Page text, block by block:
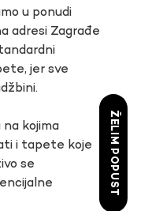
u ponudi
adresi Zagrađe
jer sve
kojima
i tapete koje
se
ŽELIM POPUST